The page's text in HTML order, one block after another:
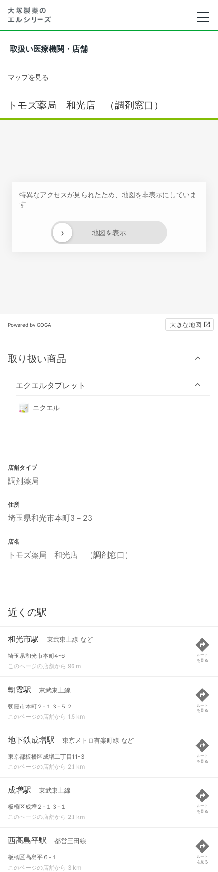
取扱い医療機関・店舗
マップを見る
トモズ薬局 和光店 （調剤窓口）
特異なアクセスが見られたため、地図を非表示にしていま
す
地図を表示
›
Powered by GOGA 大きな地図
取り扱い商品
エクエルタブレット
エクエル
店舗タイプ
調剤薬局
住所
埼玉県和光市本町3－23
店名
トモズ薬局 和光店 （調剤窓口）
近くの駅
和光市駅 東武東上線 など
埼玉県和光市本町4-6
このページの店舗から 96 m
ルート
を見る
朝霞駅 東武東上線
朝霞市本町２-１３-５２
このページの店舗から 1.5 km
ルート
を見る
地下鉄成増駅 東京メトロ有楽町線 など
東京都板橋区成増二丁目11-3
このページの店舗から 2.1 km
ルート
を見る
成増駅 東武東上線
板橋区成増２-１３-１
このページの店舗から 2.1 km
ルート
を見る
西高島平駅 都営三田線
板橋区高島平６-１
このページの店舗から 3 km
ルート
を見る